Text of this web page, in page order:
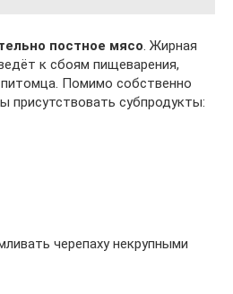
постное мясо. Жирная
к сбоям пищеварения,
Помимо собственно
присутствовать субпродукты:
черепаху некрупными